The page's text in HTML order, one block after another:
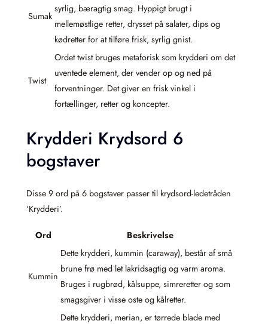
Sumak
syrlig, bæragtig smag. Hyppigt brugt i
mellemøstlige retter, drysset på salater, dips og
kødretter for at tilføre frisk, syrlig gnist.
Twist
Ordet twist bruges metaforisk som krydderi om det
uventede element, der vender op og ned på
forventninger. Det giver en frisk vinkel i
fortællinger, retter og koncepter.
Krydderi Krydsord 6
bogstaver
Disse 9 ord på 6 bogstaver passer til krydsord-ledetråden
‘Krydderi’.
Ord Beskrivelse
Kummin
Dette krydderi, kummin (caraway), består af små
brune frø med let lakridsagtig og varm aroma.
Bruges i rugbrød, kålsuppe, simreretter og som
smagsgiver i visse oste og kålretter.
Dette krydderi, merian, er tørrede blade med